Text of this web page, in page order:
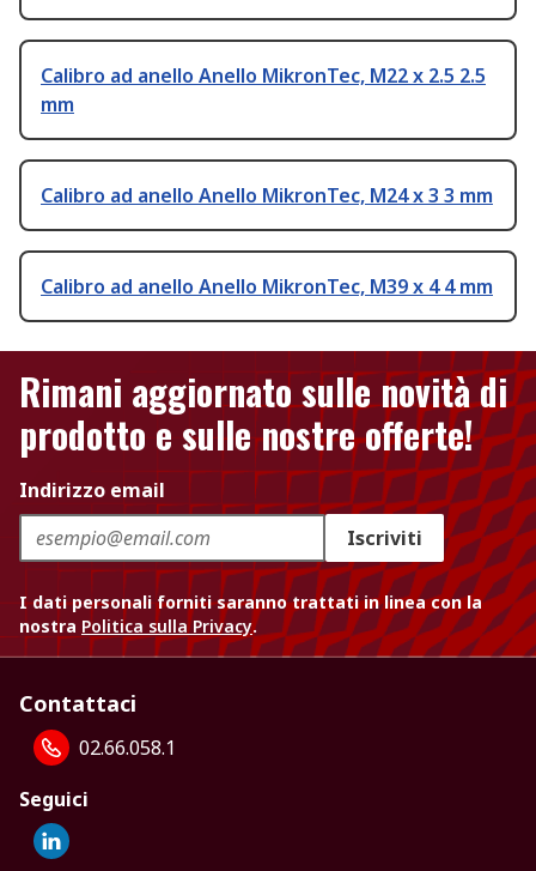
Calibro ad anello Anello MikronTec, M22 x 2.5 2.5
mm
Calibro ad anello Anello MikronTec, M24 x 3 3 mm
Calibro ad anello Anello MikronTec, M39 x 4 4 mm
Rimani aggiornato sulle novità di
prodotto e sulle nostre offerte!
Indirizzo email
Iscriviti
I dati personali forniti saranno trattati in linea con la
nostra Politica sulla Privacy.
Contattaci
02.66.058.1
Seguici